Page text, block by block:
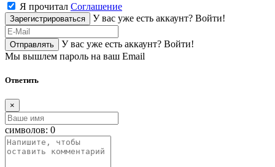
Я прочитал Соглашение
Зарегистрироваться У вас уже есть аккаунт? Войти!
Отправлять У вас уже есть аккаунт? Войти!
Мы вышлем пароль на ваш Email
Ответить
×
символов: 0